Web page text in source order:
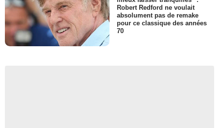
Robert Redford ne voulait
absolument pas de remake
pour ce classique des années
70